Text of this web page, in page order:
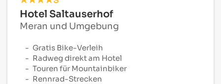
Hotel Saltauserhof
Meran und Umgebung
Gratis Bike-Verleih
Radweg direkt am Hotel
Touren für Mountainbiker
Rennrad-Strecken